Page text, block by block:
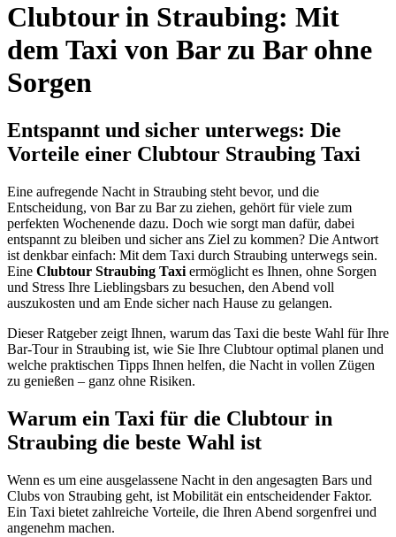
Clubtour in Straubing: Mit
dem Taxi von Bar zu Bar ohne
Sorgen
Entspannt und sicher unterwegs: Die
Vorteile einer Clubtour Straubing Taxi
Eine aufregende Nacht in Straubing steht bevor, und die
Entscheidung, von Bar zu Bar zu ziehen, gehört für viele zum
perfekten Wochenende dazu. Doch wie sorgt man dafür, dabei
entspannt zu bleiben und sicher ans Ziel zu kommen? Die Antwort
ist denkbar einfach: Mit dem Taxi durch Straubing unterwegs sein.
Eine Clubtour Straubing Taxi ermöglicht es Ihnen, ohne Sorgen
und Stress Ihre Lieblingsbars zu besuchen, den Abend voll
auszukosten und am Ende sicher nach Hause zu gelangen.
Dieser Ratgeber zeigt Ihnen, warum das Taxi die beste Wahl für Ihre
Bar-Tour in Straubing ist, wie Sie Ihre Clubtour optimal planen und
welche praktischen Tipps Ihnen helfen, die Nacht in vollen Zügen
zu genießen – ganz ohne Risiken.
Warum ein Taxi für die Clubtour in
Straubing die beste Wahl ist
Wenn es um eine ausgelassene Nacht in den angesagten Bars und
Clubs von Straubing geht, ist Mobilität ein entscheidender Faktor.
Ein Taxi bietet zahlreiche Vorteile, die Ihren Abend sorgenfrei und
angenehm machen.